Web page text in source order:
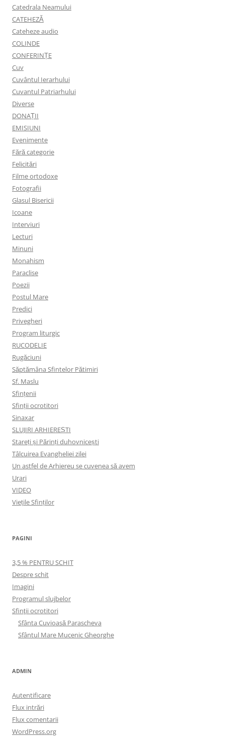
Catedrala Neamului
CATEHEZĂ
Cateheze audio
COLINDE
CONFERINȚE
Cuv
Cuvântul Ierarhului
Cuvantul Patriarhului
Diverse
DONAȚII
EMISIUNI
Evenimente
Fără categorie
Felicitări
Filme ortodoxe
Fotografii
Glasul Bisericii
Icoane
Interviuri
Lecturi
Minuni
Monahism
Paraclise
Poezii
Postul Mare
Predici
Privegheri
Program liturgic
RUCODELIE
Rugăciuni
Săptămâna Sfintelor Pătimiri
Sf. Maslu
Sfințenii
Sfinții ocrotitori
Sinaxar
SLUJIRI ARHIEREȘTI
Stareți și Părinți duhovnicești
Tâlcuirea Evangheliei zilei
Un astfel de Arhiereu se cuvenea să avem
Urari
VIDEO
Viețile Sfinților
PAGINI
3,5 % PENTRU SCHIT
Despre schit
Imagini
Programul slujbelor
Sfinţii ocrotitori
Sfânta Cuvioasă Parascheva
Sfântul Mare Mucenic Gheorghe
ADMIN
Autentificare
Flux intrări
Flux comentarii
WordPress.org